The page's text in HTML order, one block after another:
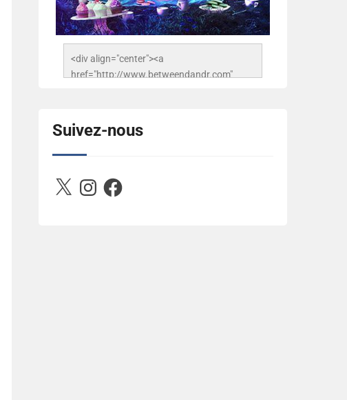
<div align="center"><a
href="http://www.betweendandr.com"
503716673157532-
2788222864243652657-n.jpg"
alt="Between D&R" style="border:none;" />
Suivez-nous
X InstagramFacebook